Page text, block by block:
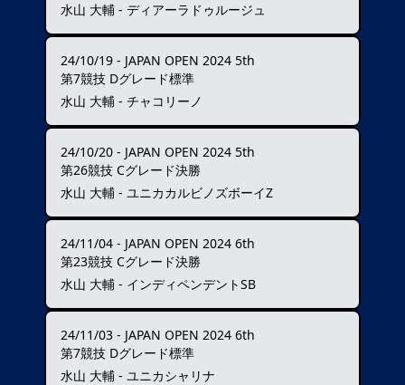
水山 大輔 - ディアーラドゥルージュ
24/10/19 - JAPAN OPEN 2024 5th
第7競技 Dグレード標準
水山 大輔 - チャコリーノ
24/10/20 - JAPAN OPEN 2024 5th
第26競技 Cグレード決勝
水山 大輔 - ユニカカルビノズボーイZ
24/11/04 - JAPAN OPEN 2024 6th
第23競技 Cグレード決勝
水山 大輔 - インディペンデントSB
24/11/03 - JAPAN OPEN 2024 6th
第7競技 Dグレード標準
水山 大輔 - ユニカシャリナ